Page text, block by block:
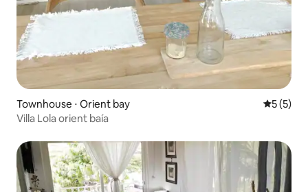
Townhouse ⋅ Orient bay 5 de
5 (5)
Villa Lola orient baía